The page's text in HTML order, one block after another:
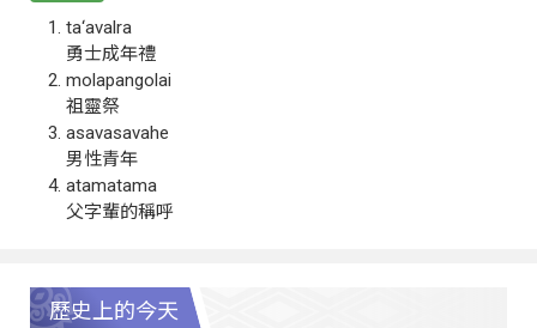
ta‘avalra
勇士成年禮
molapangolai
祖靈祭
asavasavahe
男性青年
atamatama
父字輩的稱呼
歷史上的今天